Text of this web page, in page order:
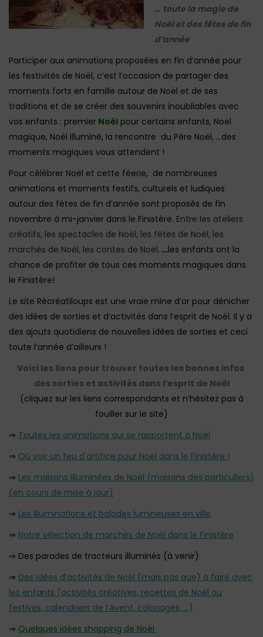
… toute la magie de
Noël et des fêtes de fin
d’année
Participer aux animations proposées en fin d’année pour
les festivités de Noël, c’est l’occasion de partager des
moments forts en famille autour de Noël et de ses
traditions et de se créer des souvenirs inoubliables avec
vos enfants : premier Noël pour certains enfants, Noël
magique, Noël illuminé, la rencontre du Père Noël, …des
moments magiques vous attendent !
Pour célébrer Noël et cette féerie, de nombreuses
animations et moments festifs, culturels et ludiques
autour des fêtes de fin d’année sont proposés de fin
novembre à mi-janvier dans le Finistère. Entre les ateliers
créatifs, les spectacles de Noël, les fêtes de Noël, les
marchés de Noël, les contes de Noël, …les enfants ont la
chance de profiter de tous ces moments magiques dans
le Finistère!
Le site Récréatiloups est une vraie mine d’or pour dénicher
des idées de sorties et d’activités dans l’esprit de Noël. Il y a
des ajouts quotidiens de nouvelles idées de sorties et ceci
toute l’année d’ailleurs !
Voici les liens pour trouver toutes les bonnes infos
des sorties et activités dans l’esprit de Noël
(cliquez sur les liens correspondants et n’hésitez pas à
fouiller sur le site)
⇒ Toutes les animations qui se rapportent à Noël
⇒ Où voir un feu d’artifice pour Noël dans le Finistère !
⇒ Les maisons illuminées de Noël (maisons des particuliers)
(en cours de mise à jour)
⇒ Les illuminations et balades lumineuses en ville
⇒ Notre sélection de marchés de Noël dans le Finistère
⇒ Des parades de tracteurs illuminés (à venir)
⇒ Des idées d’activités de Noël (mais pas que) à faire avec
les enfants (activités créatives, recettes de Noël ou
festives, calendriers de l’Avent, coloriages, …)
⇒ Quelques idées shopping de Noël